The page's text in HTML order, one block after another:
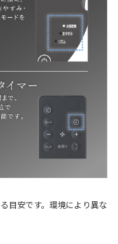
目安です。環境により異な